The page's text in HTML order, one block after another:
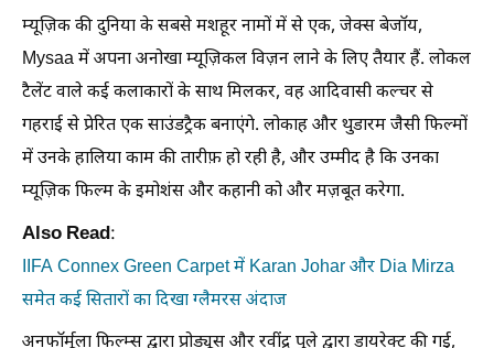
म्यूज़िक की दुनिया के सबसे मशहूर नामों में से एक, जेक्स बेजॉय,
Mysaa में अपना अनोखा म्यूज़िकल विज़न लाने के लिए तैयार हैं. लोकल
टैलेंट वाले कई कलाकारों के साथ मिलकर, वह आदिवासी कल्चर से
गहराई से प्रेरित एक साउंडट्रैक बनाएंगे. लोकाह और थुडारम जैसी फिल्मों
में उनके हालिया काम की तारीफ़ हो रही है, और उम्मीद है कि उनका
म्यूज़िक फिल्म के इमोशंस और कहानी को और मज़बूत करेगा.
Also Read:
IIFA Connex Green Carpet में Karan Johar और Dia Mirza
समेत कई सितारों का दिखा ग्लैमरस अंदाज
अनफॉर्मूला फिल्म्स द्वारा प्रोड्यूस और रवींद्र पुले द्वारा डायरेक्ट की गई,